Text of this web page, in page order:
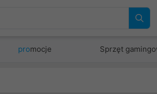
promocje Sprzęt